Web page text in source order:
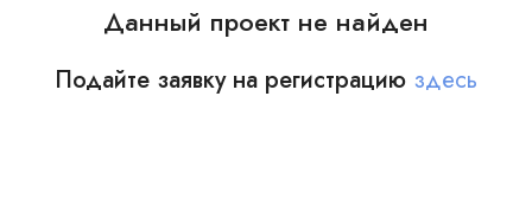
Данный проект не найден
Подайте заявку на регистрацию здесь